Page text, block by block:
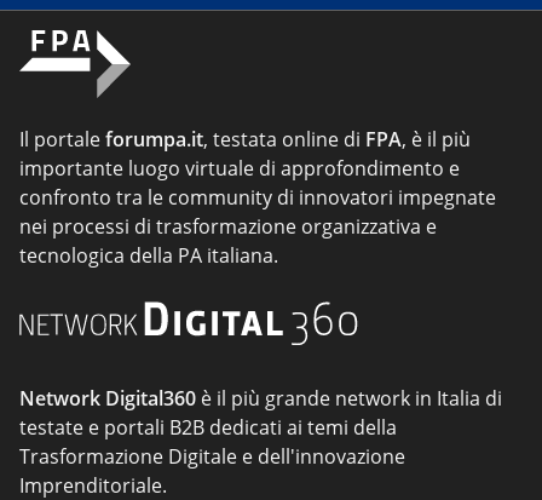
Il portaleforumpa.it, testata online di FPA, è il più
importante luogo virtuale di approfondimento e
confronto tra le community di innovatori impegnate
nei processi di trasformazione organizzativa e
tecnologica della PA italiana.
Network Digital360 è il più grande network in Italia di
testate e portali B2B dedicati ai temi della
Trasformazione Digitale e dell'innovazione
Imprenditoriale.